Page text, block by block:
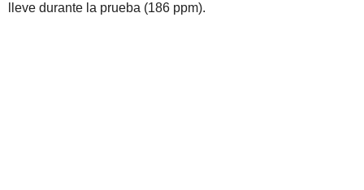
lleve durante la prueba (186 ppm).